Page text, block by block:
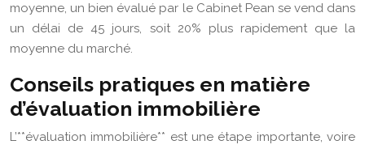
moyenne, un bien évalué par le Cabinet Pean se vend dans
un délai de 45 jours, soit 20% plus rapidement que la
moyenne du marché.
Conseils pratiques en matière
d’évaluation immobilière
L’**évaluation immobilière** est une étape importante, voire